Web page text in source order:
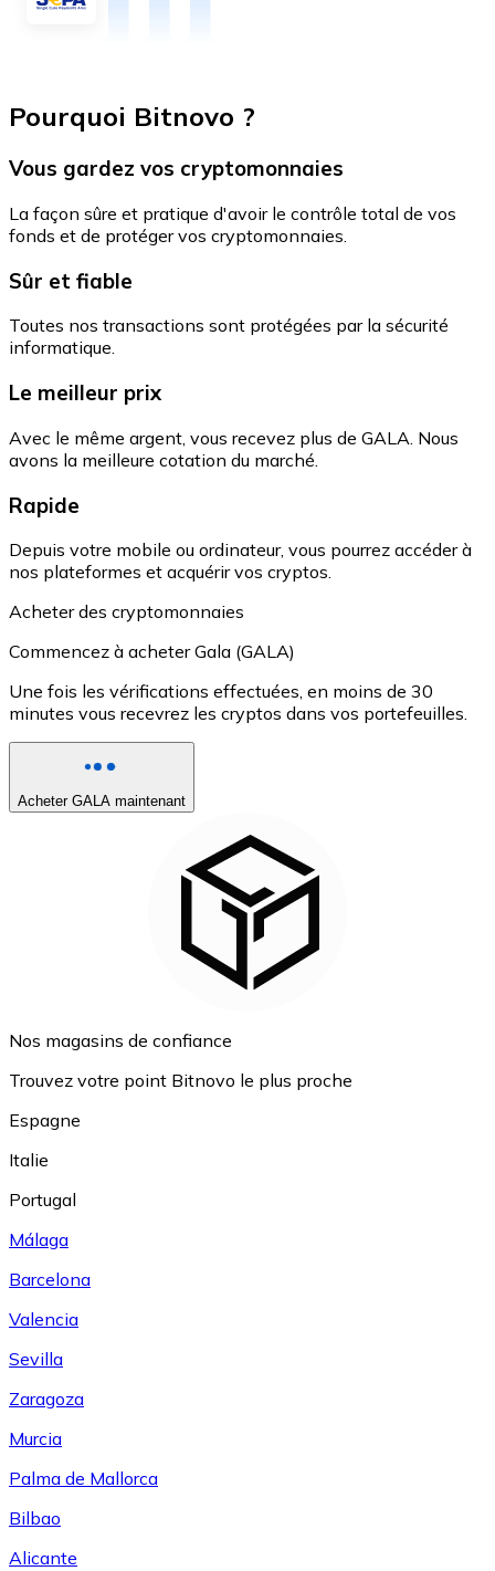
Pourquoi Bitnovo ?
Vous gardez vos cryptomonnaies
La façon sûre et pratique d'avoir le contrôle total de vos
fonds et de protéger vos cryptomonnaies.
Sûr et fiable
Toutes nos transactions sont protégées par la sécurité
informatique.
Le meilleur prix
Avec le même argent, vous recevez plus de GALA. Nous
avons la meilleure cotation du marché.
Rapide
Depuis votre mobile ou ordinateur, vous pourrez accéder à
nos plateformes et acquérir vos cryptos.
Acheter des cryptomonnaies
Commencez à acheter Gala (GALA)
Une fois les vérifications effectuées, en moins de 30
minutes vous recevrez les cryptos dans vos portefeuilles.
Acheter GALA maintenant
Nos magasins de confiance
Trouvez votre point Bitnovo le plus proche
Espagne
Italie
Portugal
Málaga
Barcelona
Valencia
Sevilla
Zaragoza
Murcia
Palma de Mallorca
Bilbao
Alicante